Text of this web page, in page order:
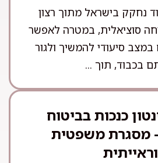
נחקק בישראל מתוך רצון
סוציאלית, במטרה לאפשר
במצב סיעודי להמשיך ולגור
בכבוד, תוך ...
כנכות בביטוח
מסגרת משפטית
וראייתית